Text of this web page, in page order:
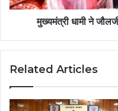
मुख्यमंत्री धामी ने
Related Articles